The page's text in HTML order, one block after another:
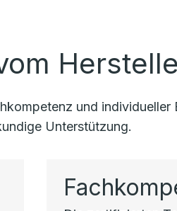
und
Unterstützung.